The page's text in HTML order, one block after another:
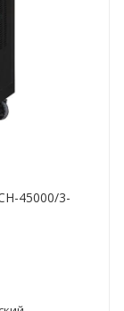
45000/3-